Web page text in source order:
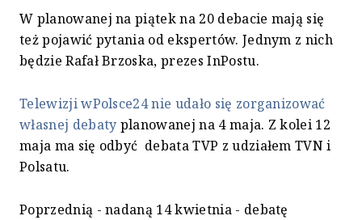
W planowanej na piątek na 20 debacie mają się
też pojawić pytania od ekspertów. Jednym z nich
będzie Rafał Brzoska, prezes InPostu.
Telewizji wPolsce24 nie udało się zorganizować
własnej debaty planowanej na 4 maja. Z kolei 12
maja ma się odbyć debata TVP z udziałem TVN i
Polsatu.
Poprzednią - nadaną 14 kwietnia - debatę